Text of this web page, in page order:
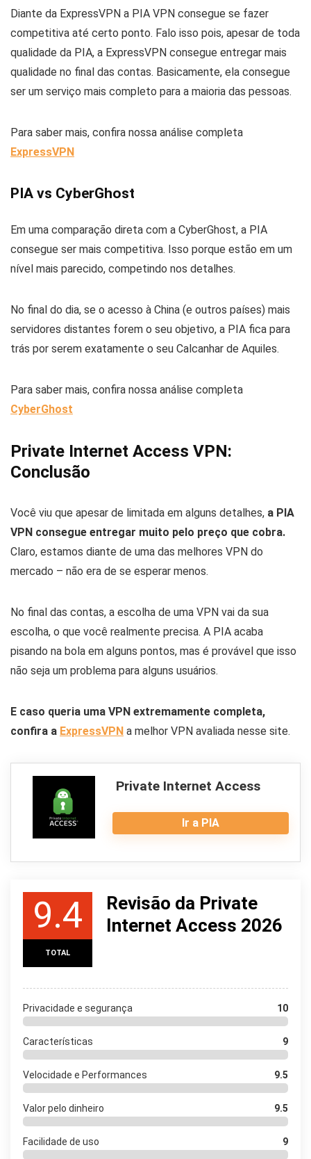
Diante da ExpressVPN a PIA VPN consegue se fazer
competitiva até certo ponto. Falo isso pois, apesar de toda
qualidade da PIA, a ExpressVPN consegue entregar mais
qualidade no final das contas. Basicamente, ela consegue
ser um serviço mais completo para a maioria das pessoas.
Para saber mais, confira nossa análise completa
ExpressVPN
PIA vs CyberGhost
Em uma comparação direta com a CyberGhost, a PIA
consegue ser mais competitiva. Isso porque estão em um
nível mais parecido, competindo nos detalhes.
No final do dia, se o acesso à China (e outros países) mais
servidores distantes forem o seu objetivo, a PIA fica para
trás por serem exatamente o seu Calcanhar de Aquiles.
Para saber mais, confira nossa análise completa
CyberGhost
Private Internet Access VPN:
Conclusão
Você viu que apesar de limitada em alguns detalhes, a PIA
VPN consegue entregar muito pelo preço que cobra.
Claro, estamos diante de uma das melhores VPN do
mercado – não era de se esperar menos.
No final das contas, a escolha de uma VPN vai da sua
escolha, o que você realmente precisa. A PIA acaba
pisando na bola em alguns pontos, mas é provável que isso
não seja um problema para alguns usuários.
E caso queria uma VPN extremamente completa,
confira a ExpressVPN a melhor VPN avaliada nesse site.
Private Internet Access
Ir a PIA
9.4
TOTAL
Revisão da Private
Internet Access 2026
Privacidade e segurança 10
Características 9
Velocidade e Performances 9.5
Valor pelo dinheiro 9.5
Facilidade de uso 9